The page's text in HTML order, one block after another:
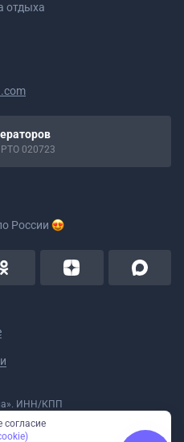
отдыха
020723
России
ИНН/КПП
59-18-006319 (Приказ № 321 от
согласие